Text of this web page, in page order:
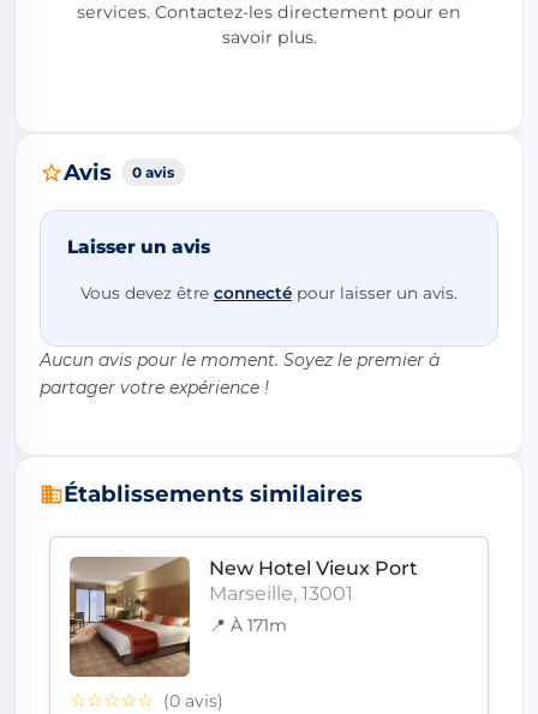
services. Contactez-les directement pour en
savoir plus.
Avis 0 avis
Laisser un avis
Vous devez être connecté pour laisser un avis.
Aucun avis pour le moment. Soyez le premier à
partager votre expérience !
Établissements similaires
New Hotel Vieux Port
Marseille, 13001
📍 À 171m
☆☆☆☆☆ (0 avis)